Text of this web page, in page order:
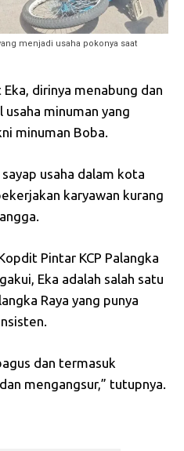
menjadi usaha pokonya saat
dirinya menabung dan
minuman yang
minuman Boba.
usaha dalam kota
karyawan kurang
Pintar KCP Palangka
Eka adalah salah satu
Raya yang punya
dan termasuk
mengangsur,” tutupnya.